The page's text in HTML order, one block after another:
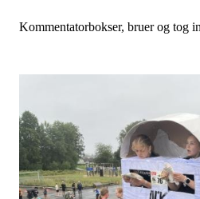
Kommentatorbokser, bruer og tog